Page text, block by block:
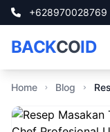
+628970028769
BACKCOID
Home Blog